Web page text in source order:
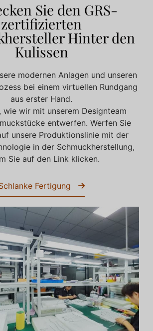
Sie den GRS-
zertifizierten
Hinter den
Kulissen
modernen Anlagen und unseren
bei einem virtuellen Rundgang
aus erster Hand.
wie wir mit unserem Designteam
entwerfen. Werfen Sie
unsere Produktionslinie mit der
in der Schmuckherstellung,
Sie auf den Link klicken.
Fertigung